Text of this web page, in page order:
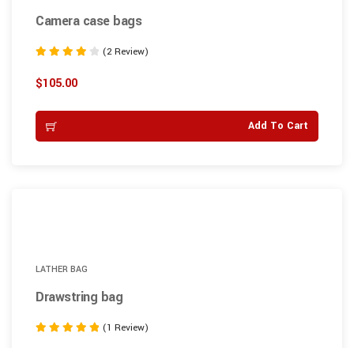
Camera case bags
4.00
sur 5
(2 Review)
$105.00
Add To Cart
LATHER BAG
Drawstring bag
(1 Review)